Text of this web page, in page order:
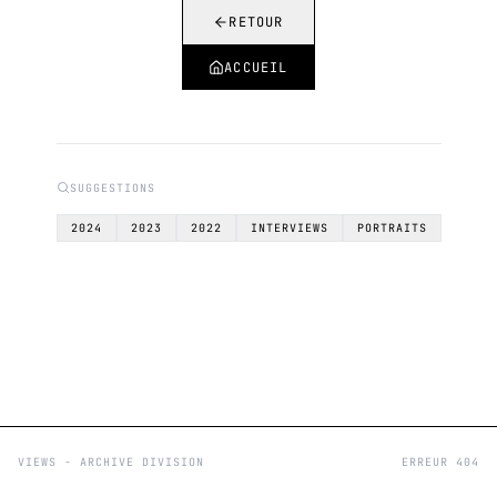
RETOUR
ACCUEIL
SUGGESTIONS
2024 2023 2022 INTERVIEWS PORTRAITS
VIEWS - ARCHIVE DIVISION ERREUR 404